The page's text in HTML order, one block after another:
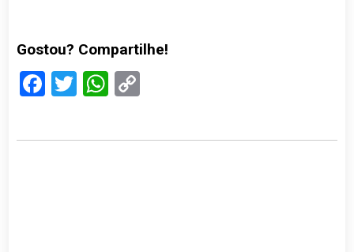
Gostou? Compartilhe!
Facebook
TwitterWhatsApp